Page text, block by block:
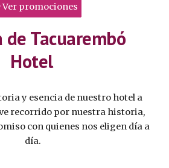
Ver promociones
de Tacuarembó
Hotel
y esencia de nuestro hotel a
recorrido por nuestra historia,
con quienes nos eligen día a
día.